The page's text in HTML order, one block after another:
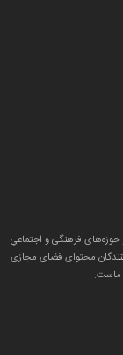
حوزه‌های فرهنگی و اجتماعیِ
محتوای فضای مجازی
ماست.